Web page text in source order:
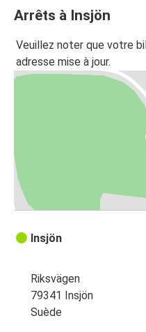
Arrêts à Insjön
Veuillez noter que votre
adresse mise à jour.
Insjön
Riksvägen
79341 Insjön
Suède